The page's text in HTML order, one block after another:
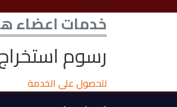
خدمات اعضاء
رسوم
للحصول على الخدمة